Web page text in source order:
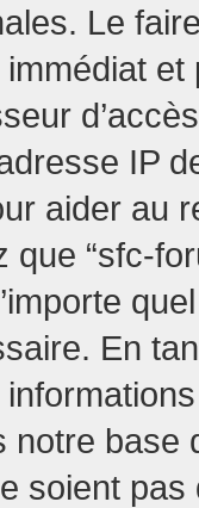
Le
IP
aider au
que “sfc-
En
notre base
soient